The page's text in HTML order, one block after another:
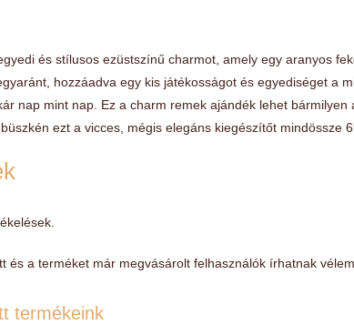
és stílusos ezüstszínű charmot, amely egy aranyos
hozzáadva egy kis játékosságot és egyediséget a
nap mint nap. Ez a charm remek ajándék lehet
ezt a vicces, mégis elegáns kiegészítőt mindössze
és a terméket már megvásárolt felhasználók írhatnak
termékeink